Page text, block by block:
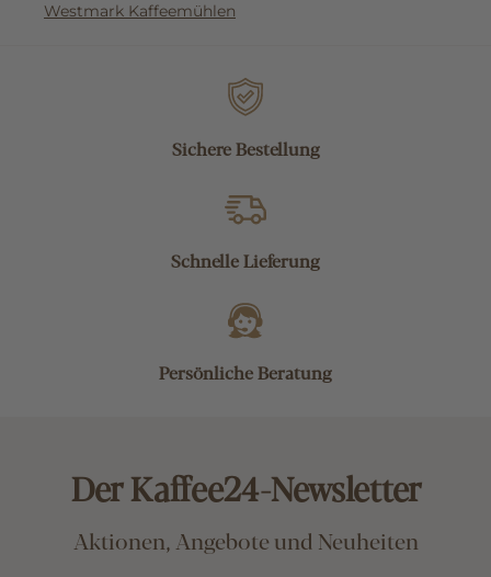
Westmark Kaffeemühlen
Sichere Bestellung
Schnelle Lieferung
Persönliche Beratung
Der Kaffee24-Newsletter
Aktionen, Angebote und Neuheiten